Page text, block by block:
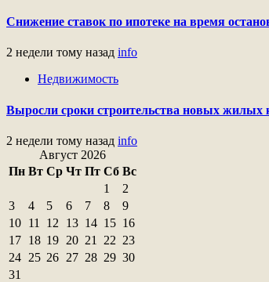
Снижение ставок по ипотеке на время
2 недели тому назад info
Недвижимость
Выросли сроки строительства новых жилых
2 недели тому назад info
Август 2026
Пн Вт Ср Чт Пт Сб Вс
1
2
3
4 5 6 7 8
9
10 11 12 13 14 15 16
17 18 19 20 21 22 23
24 25 26 27 28 29 30
31